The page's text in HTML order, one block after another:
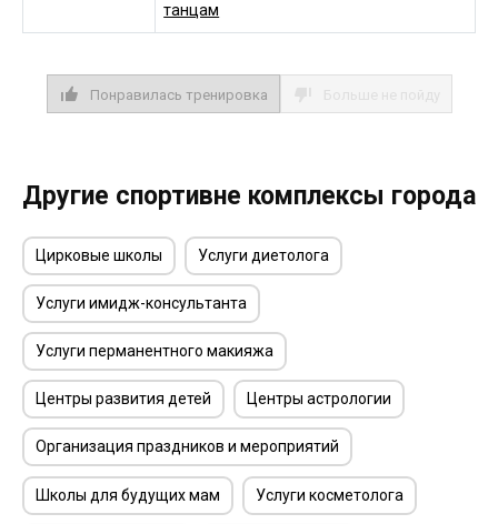
танцам
Понравилась тренировка
Другие спортивне комплексы города
Цирковые школы Услуги диетолога
Услуги имидж-консультанта
Услуги перманентного макияжа
Центры развития детей Центры астрологии
Организация праздников и мероприятий
Школы для будущих мам Услуги косметолога